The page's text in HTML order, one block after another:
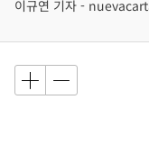
이규연 기자 -